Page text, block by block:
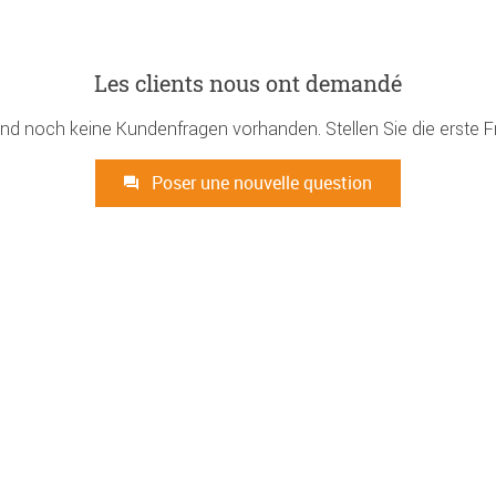
Les clients nous ont demandé
noch keine Kundenfragen vorhanden. Stellen Sie die erste
Poser une nouvelle question